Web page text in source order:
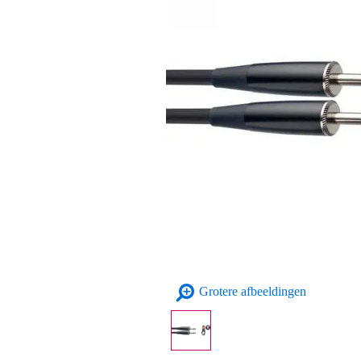
Grotere afbeeldingen